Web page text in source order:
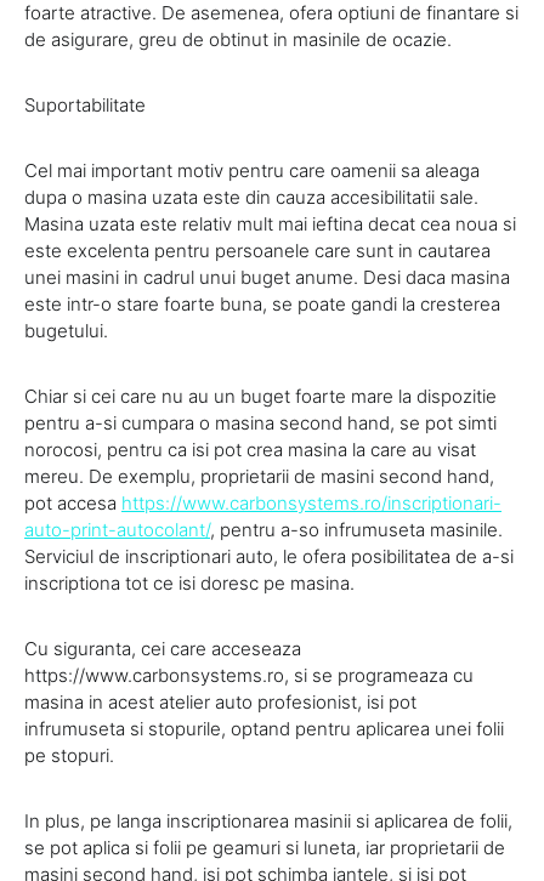
foarte atractive. De asemenea, ofera optiuni de finantare si
de asigurare, greu de obtinut in masinile de ocazie.
Suportabilitate
Cel mai important motiv pentru care oamenii sa aleaga
dupa o masina uzata este din cauza accesibilitatii sale.
Masina uzata este relativ mult mai ieftina decat cea noua si
este excelenta pentru persoanele care sunt in cautarea
unei masini in cadrul unui buget anume. Desi daca masina
este intr-o stare foarte buna, se poate gandi la cresterea
bugetului.
Chiar si cei care nu au un buget foarte mare la dispozitie
pentru a-si cumpara o masina second hand, se pot simti
norocosi, pentru ca isi pot crea masina la care au visat
mereu. De exemplu, proprietarii de masini second hand,
pot accesa https://www.carbonsystems.ro/inscriptionari-
auto-print-autocolant/, pentru a-so infrumuseta masinile.
Serviciul de inscriptionari auto, le ofera posibilitatea de a-si
inscriptiona tot ce isi doresc pe masina.
Cu siguranta, cei care acceseaza
https://www.carbonsystems.ro, si se programeaza cu
masina in acest atelier auto profesionist, isi pot
infrumuseta si stopurile, optand pentru aplicarea unei folii
pe stopuri.
In plus, pe langa inscriptionarea masinii si aplicarea de folii,
se pot aplica si folii pe geamuri si luneta, iar proprietarii de
masini second hand, isi pot schimba jantele, si isi pot